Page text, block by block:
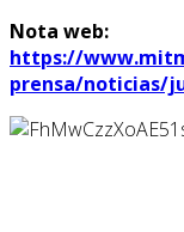
Nota web:
https://
prensa/noticias/